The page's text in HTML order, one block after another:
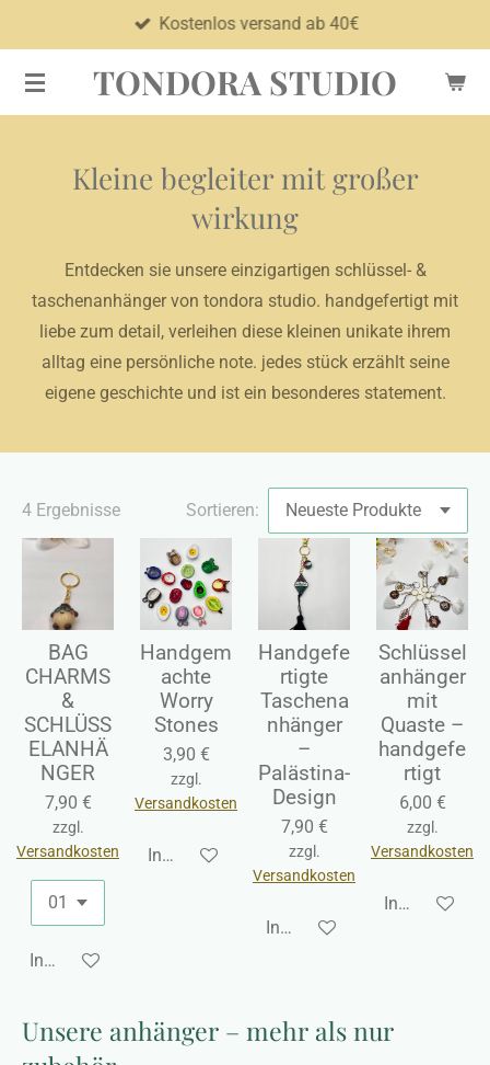
Hauptinhalt
springen
TONDORA STUDIO
Kostenlos versand ab 40€
Kleine begleiter mit großer
wirkung
Entdecken sie unsere einzigartigen schlüssel- &
taschenanhänger von tondora studio. handgefertigt mit
liebe zum detail, verleihen diese kleinen unikate ihrem
alltag eine persönliche note. jedes stück erzählt seine
eigene geschichte und ist ein besonderes statement.
4 Ergebnisse Sortieren:
BAG
CHARMS
&
SCHLÜSS
ELANHÄ
NGER
7,90 €
zzgl.
Versandkosten
In den Warenkorb
Handgem
achte
Worry
Stones
3,90 €
zzgl.
Versandkosten
In den Warenkorb
Handgefe
rtigte
Taschena
nhänger
–
Palästina-
Design
7,90 €
zzgl.
Versandkosten
In den Warenkorb
Schlüssel
anhänger
mit
Quaste –
handgefe
rtigt
6,00 €
zzgl.
Versandkosten
In den
Unsere anhänger – mehr als nur